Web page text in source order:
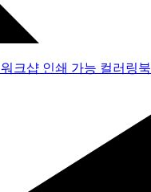
워크샵 인쇄 가능 컬러링북